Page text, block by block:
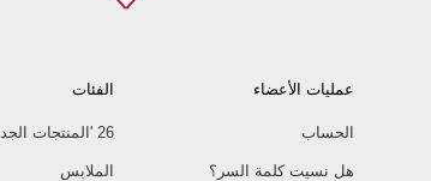
عمليات الأعضاء
الحساب
هل نسيت كلمة السر؟
الفئات
26 'المنتجات الجديدة
الملابس